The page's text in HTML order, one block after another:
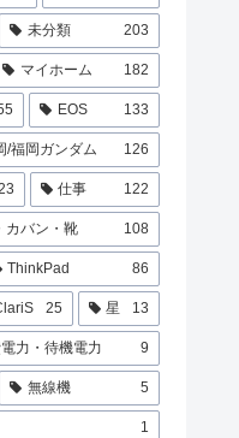
未分類 203
マイホーム 182
EOS 133
/福岡ガンダム 126
仕事 122
カバン・靴 108
ThinkPad 86
25 星 13
力・待機電力 9
無線機 5
1